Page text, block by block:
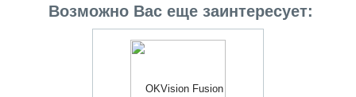
Возможно Вас еще заинтересует: